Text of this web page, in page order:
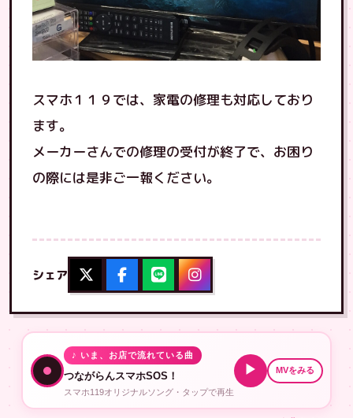
スマホ１１９では、家電の修理も対応しており
ます。
メーカーさんでの修理の受付が終了で、お困り
の際には是非ご一報ください。
シェア
♪ いま、お店で流れている曲
つながらんスマホSOS！
スマホ119オリジナルソング・タップで再生
▶ MVをみる